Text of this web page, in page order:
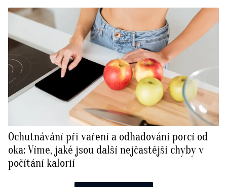
Ochutnávání při vaření a odhadování porcí od
oka: Víme, jaké jsou další nejčastější chyby v
počítání kalorií